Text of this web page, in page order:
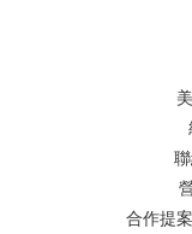
合作提